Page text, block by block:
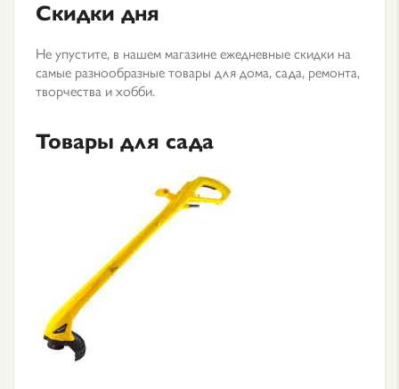
Скидки дня
Не упустите, в нашем магазине ежедневные скидки на
самые разнообразные товары для дома, сада, ремонта,
творчества и хобби.
Товары для сада